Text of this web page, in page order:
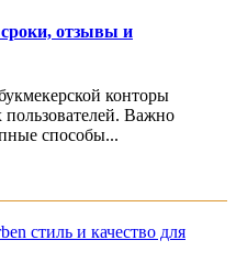
отзывы и
конторы
Важно
способы...
стиль и качество для